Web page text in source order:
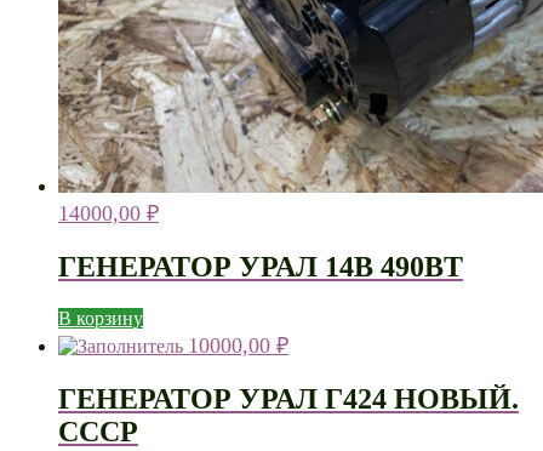
14000,00 ₽
ГЕНЕРАТОР УРАЛ 14В 490ВТ
В корзину
10000,00 ₽
ГЕНЕРАТОР УРАЛ Г424 НОВЫЙ.
СССР